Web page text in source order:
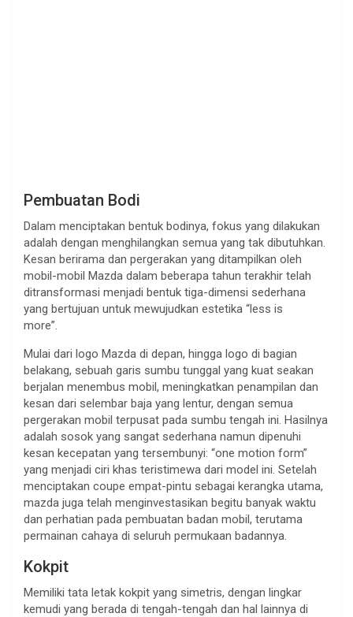
Pembuatan Bodi
Dalam menciptakan bentuk bodinya, fokus yang dilakukan
adalah dengan menghilangkan semua yang tak dibutuhkan.
Kesan berirama dan pergerakan yang ditampilkan oleh
mobil-mobil Mazda dalam beberapa tahun terakhir telah
ditransformasi menjadi bentuk tiga-dimensi sederhana
yang bertujuan untuk mewujudkan estetika “less is
more”.
Mulai dari logo Mazda di depan, hingga logo di bagian
belakang, sebuah garis sumbu tunggal yang kuat seakan
berjalan menembus mobil, meningkatkan penampilan dan
kesan dari selembar baja yang lentur, dengan semua
pergerakan mobil terpusat pada sumbu tengah ini. Hasilnya
adalah sosok yang sangat sederhana namun dipenuhi
kesan kecepatan yang tersembunyi: “one motion form”
yang menjadi ciri khas teristimewa dari model ini. Setelah
menciptakan coupe empat-pintu sebagai kerangka utama,
mazda juga telah menginvestasikan begitu banyak waktu
dan perhatian pada pembuatan badan mobil, terutama
permainan cahaya di seluruh permukaan badannya.
Kokpit
Memiliki tata letak kokpit yang simetris, dengan lingkar
kemudi yang berada di tengah-tengah dan hal lainnya di